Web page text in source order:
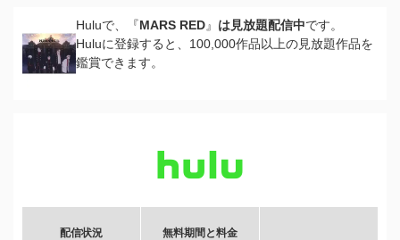
Huluで、『MARS RED』 は見放題配信中です。
Huluに登録すると、100,000作品以上の見放題作品を
鑑賞できます。
配信状況 無料期間と料金